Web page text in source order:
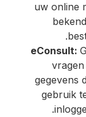
uw online
eConsult:
gegevens
gebruik